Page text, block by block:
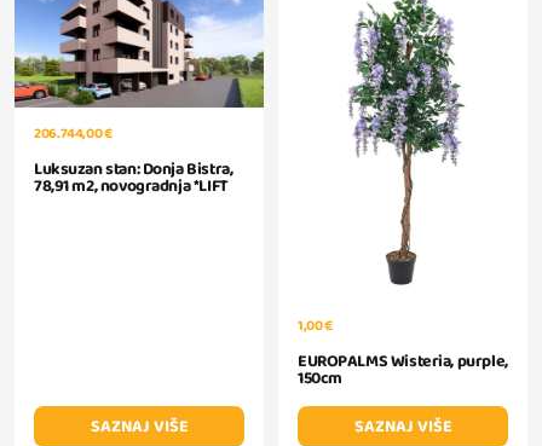
206.744,00 €
Luksuzan stan: Donja Bistra,
78,91 m2, novogradnja *LIFT
SAZNAJ VIŠE
1,00 €
EUROPALMS Wisteria, purple,
150cm
SAZNAJ VIŠE